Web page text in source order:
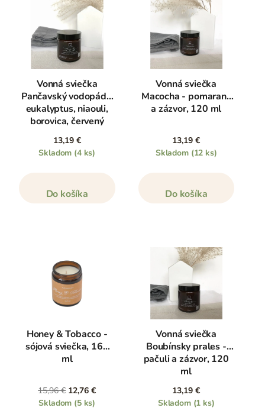
Vonná sviečka
Pančavský vodopád -
eukalyptus, niaouli,
borovica, červený
13,19 €
Skladom (4 ks)
Do košíka
Vonná sviečka
Macocha - pomaranč
a zázvor, 120 ml
13,19 €
Skladom (12 ks)
Do košíka
Honey & Tobacco -
sójová sviečka, 160
ml
15,96 € 12,76 €
Skladom (5 ks)
Vonná sviečka
Boubínsky prales -
pačuli a zázvor, 120
ml
13,19 €
Skladom (1 ks)